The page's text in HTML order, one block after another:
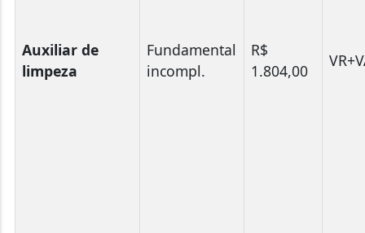
Auxiliar de
limpeza
Fundamental
incompl.
R$
1.804,00